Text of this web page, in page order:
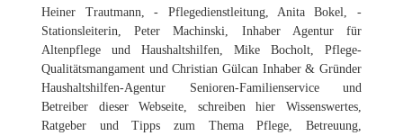
Heiner Trautmann, - Pflegedienstleitung, Anita Bokel, -
Stationsleiterin, Peter Machinski, Inhaber Agentur für
Altenpflege und Haushaltshilfen, Mike Bocholt, Pflege-
Qualitätsmangament und Christian Gülcan Inhaber & Gründer
Haushaltshilfen-Agentur Senioren-Familienservice und
Betreiber dieser Webseite, schreiben hier Wissenswertes,
Ratgeber und Tipps zum Thema Pflege, Betreuung,